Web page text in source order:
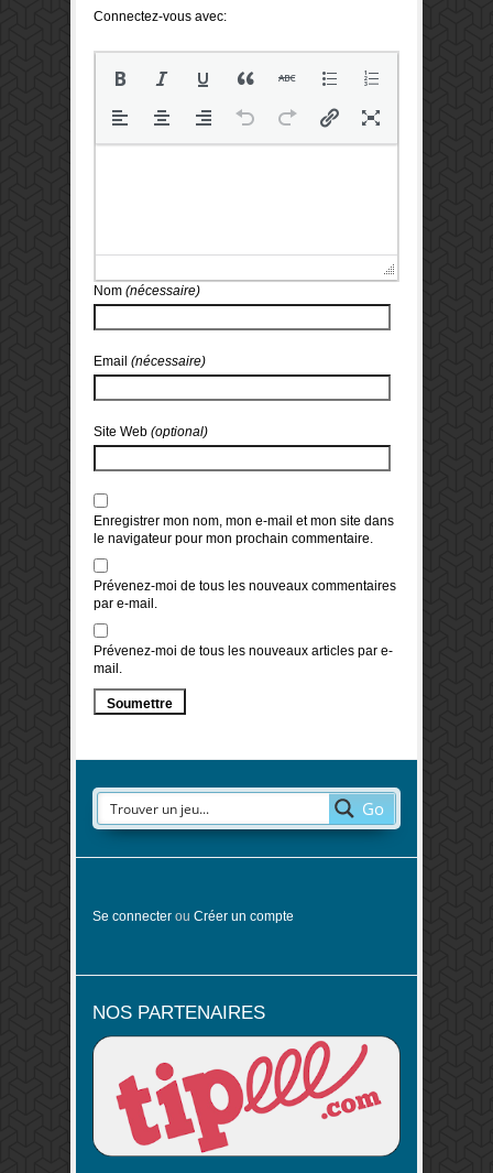
Connectez-vous avec:
Nom (nécessaire)
Email (nécessaire)
Site Web (optional)
Enregistrer mon nom, mon e-mail et mon site dans
le navigateur pour mon prochain commentaire.
Prévenez-moi de tous les nouveaux commentaires
par e-mail.
Prévenez-moi de tous les nouveaux articles par e-
mail.
Go
Se connecter ou Créer un compte
NOS PARTENAIRES